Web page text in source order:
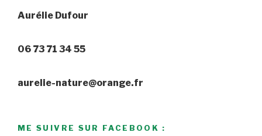
Aurélie Dufour
06 73 71 34 55
aurelie-nature@orange.fr
ME SUIVRE SUR FACEBOOK :